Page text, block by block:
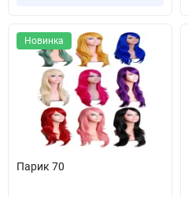
Новинка
Парик 70